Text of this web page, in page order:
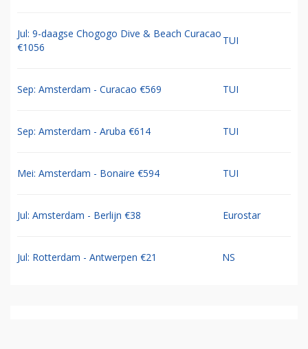
Jul: 9-daagse Chogogo Dive & Beach Curacao
€1056
TUI
Sep: Amsterdam - Curacao €569 TUI
Sep: Amsterdam - Aruba €614 TUI
Mei: Amsterdam - Bonaire €594 TUI
Jul: Amsterdam - Berlijn €38 Eurostar
Jul: Rotterdam - Antwerpen €21 NS